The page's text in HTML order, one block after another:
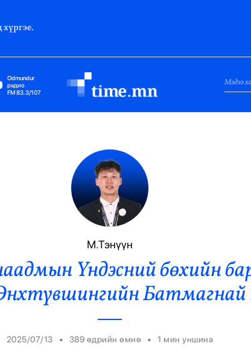
Odmundur
радио
FM 83.3/107
Гадаад Харилцаа
Элчин Сайд
Парламент
Засгийн Газар
Ерөнхийлөгч
М.Тэнүүн
Үндэсний бөхийн
Батмагнай
2025/07/13 • 389 өдрийн өмнө • 1 мин уншина